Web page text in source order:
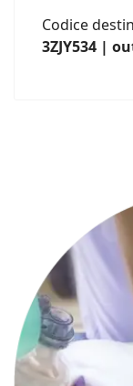
Codice
3ZJY534 |